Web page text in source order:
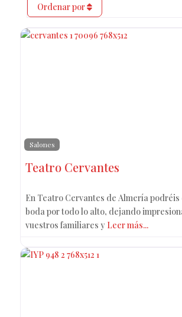
Ordenar por
Salones
Teatro Cervantes
En Teatro Cervantes de Almería
boda por todo lo alto, dejando
vuestros familiares y Leer más...